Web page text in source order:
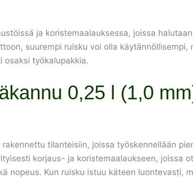
ja koristemaalauksessa, joissa
suurempi ruisku voi olla
osaksi työkalupakkia.
0,25 l (1,0
tilanteisiin, joissa työskennellään
korjaus- ja koristemaalaukseen, joissa
nopeus. Kun ruisku istuu käteen luontevasti,